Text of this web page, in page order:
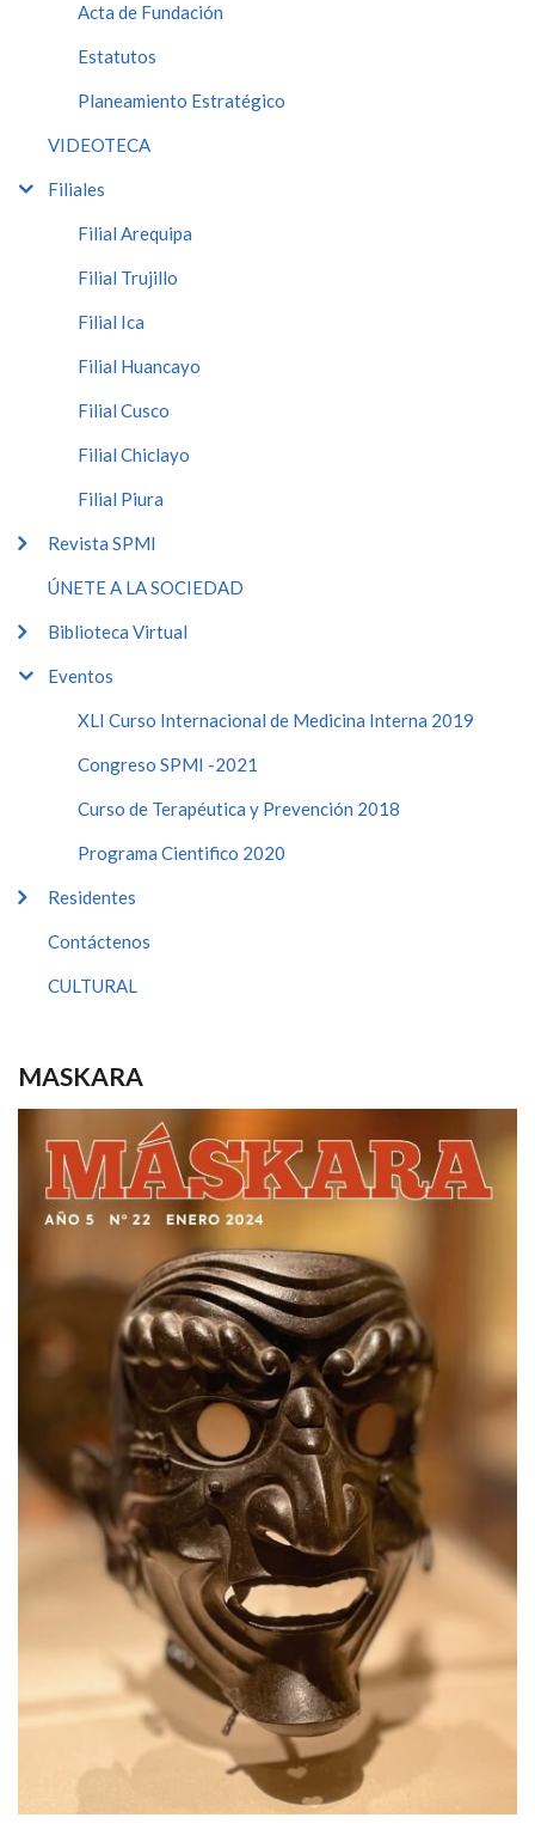
Acta de Fundación
Estatutos
Planeamiento Estratégico
VIDEOTECA
Filiales
Filial Arequipa
Filial Trujillo
Filial Ica
Filial Huancayo
Filial Cusco
Filial Chiclayo
Filial Piura
Revista SPMI
ÚNETE A LA SOCIEDAD
Biblioteca Virtual
Eventos
XLI Curso Internacional de Medicina Interna 2019
Congreso SPMI -2021
Curso de Terapéutica y Prevención 2018
Programa Cientifico 2020
Residentes
Contáctenos
CULTURAL
MASKARA